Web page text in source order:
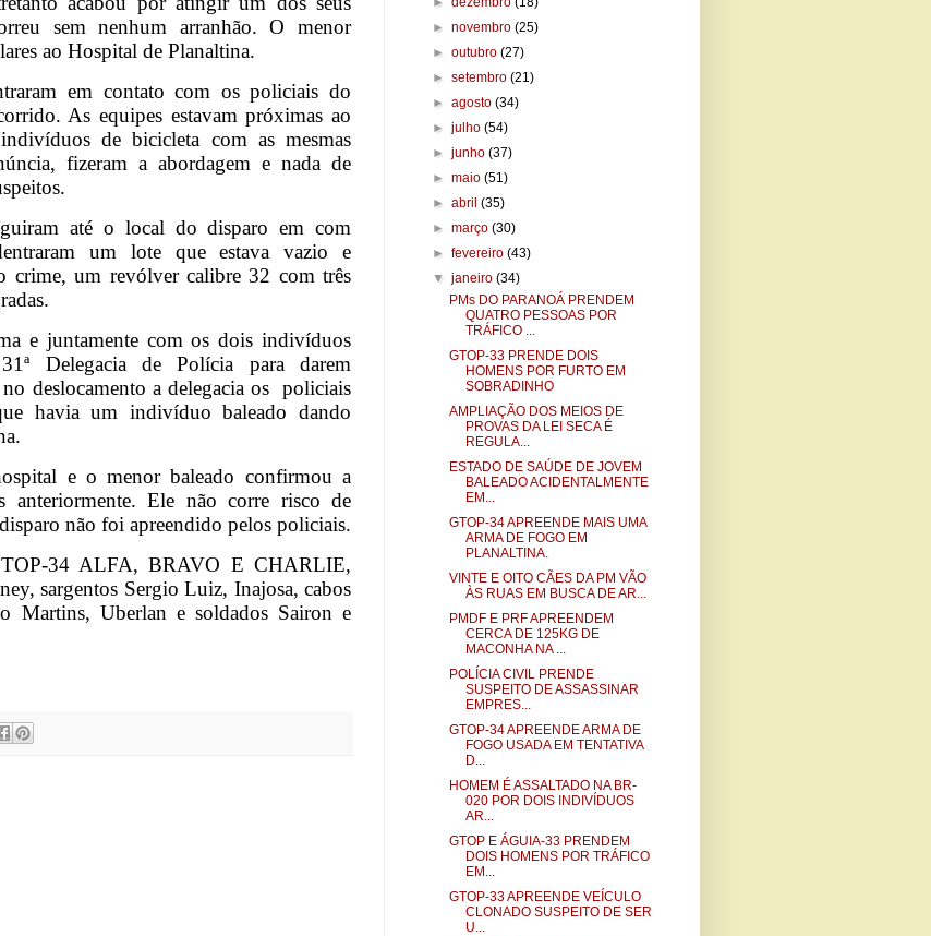
sem nenhum arranhão. O menor
ao Hospital de Planaltina.
em contato com os policiais do
As equipes estavam próximas ao
de bicicleta com as mesmas
fizeram a abordagem e nada de
até o local do disparo em com
um lote que estava vazio e
crime, um revólver calibre 32 com três
e juntamente com os dois indivíduos
Delegacia de Polícia para darem
deslocamento a delegacia os policiais
havia um indivíduo baleado dando
e o menor baleado confirmou a
anteriormente. Ele não corre risco de
não foi apreendido pelos policiais.
34 ALFA, BRAVO E CHARLIE,
sargentos Sergio Luiz, Inajosa, cabos
Martins, Uberlan e soldados Sairon e
►novembro(25)
►outubro(27)
►setembro(21)
►agosto(34)
►julho(54)
►junho(37)
►maio(51)
►abril(35)
►março(30)
►fevereiro(43)
▼janeiro(34)
PMs DO PARANOÁ PRENDEM
QUATRO PESSOAS POR
TRÁFICO ...
GTOP-33 PRENDE DOIS
HOMENS POR FURTO EM
SOBRADINHO
AMPLIAÇÃO DOS MEIOS DE
PROVAS DA LEI SECA É
REGULA...
ESTADO DE SAÚDE DE JOVEM
BALEADO ACIDENTALMENTE
EM...
GTOP-34 APREENDE MAIS UMA
ARMA DE FOGO EM
PLANALTINA.
VINTE E OITO CÃES DA PM VÃO
ÀS RUAS EM BUSCA DE AR...
PMDF E PRF APREENDEM
CERCA DE 125KG DE
MACONHA NA ...
POLÍCIA CIVIL PRENDE
SUSPEITO DE ASSASSINAR
EMPRES...
GTOP-34 APREENDE ARMA DE
FOGO USADA EM TENTATIVA
D...
HOMEM É ASSALTADO NA BR-
020 POR DOIS INDIVÍDUOS
AR...
GTOP E ÁGUIA-33 PRENDEM
DOIS HOMENS POR TRÁFICO
EM...
GTOP-33 APREENDE VEÍCULO
CLONADO SUSPEITO DE SER
U...